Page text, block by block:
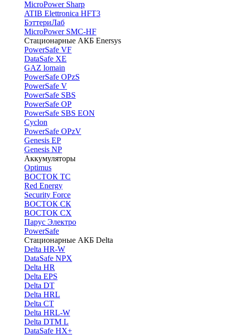
MicroPower Sharp
ATIB Elettronica HFT3
БэттериЛаб
MicroPower SMC-HF
Стационарные АКБ Enersys
PowerSafe VF
DataSafe XE
GAZ lomain
PowerSafe OPzS
PowerSafe V
PоwerSafe SBS
PowerSafe OP
PоwerSafe SBS EON
Cyclon
PowerSafe OPzV
Genesis EP
Genesis NP
Аккумуляторы
Optimus
ВОСТОК ТС
Red Energy
Security Force
ВОСТОК СК
ВОСТОК СХ
Парус Электро
PowerSafe
Стационарные АКБ Delta
Delta HR-W
DataSafe NPX
Delta HR
Delta EPS
Delta DT
Delta HRL
Delta CT
Delta HRL-W
Delta DTM L
DataSafe HX+